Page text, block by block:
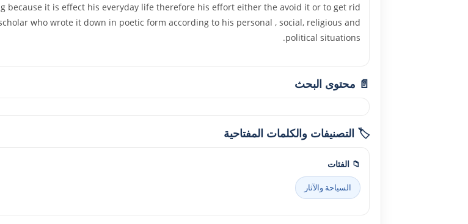
because it is effect his everyday life therefore his effort either the avoid it or to get rid
who wrote it down in poetic form according to his personal , social, religious and
political situations.
📄 محتوى البحث
🏷️ التصنيفات والكلمات المفتاحية
📁 الفئات
السياحة والآثار